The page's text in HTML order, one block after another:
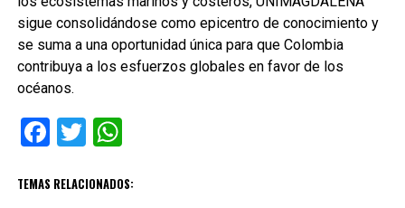
sigue consolidándose como epicentro de conocimiento y
se suma a una oportunidad única para que Colombia
contribuya a los esfuerzos globales en favor de los
océanos.
Facebook
TwitterWhatsApp
TEMAS RELACIONADOS: